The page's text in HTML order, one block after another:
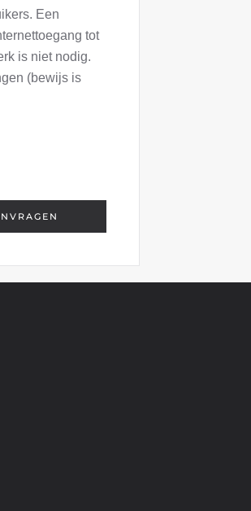
Een
tot
is niet nodig.
(bewijs is